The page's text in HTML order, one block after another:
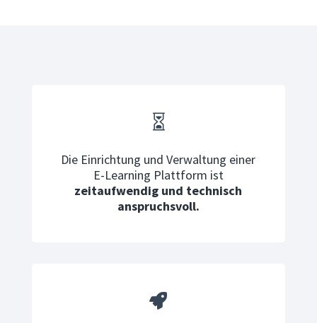

Die Einrichtung und Verwaltung einer
E-Learning Plattform ist
zeitaufwendig und technisch
anspruchsvoll.
